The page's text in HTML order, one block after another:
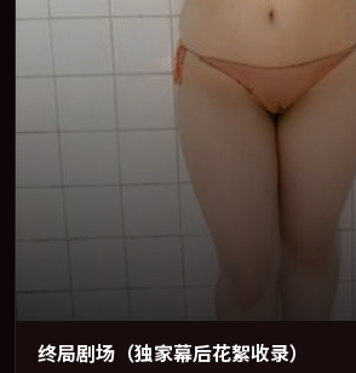
终局剧场（独家幕后花絮收录）